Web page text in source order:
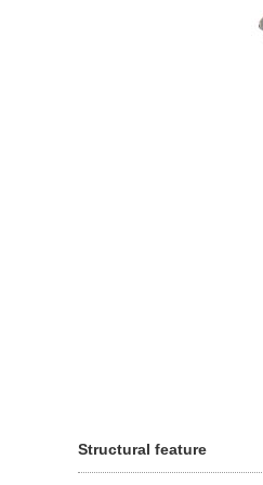
Structural feature